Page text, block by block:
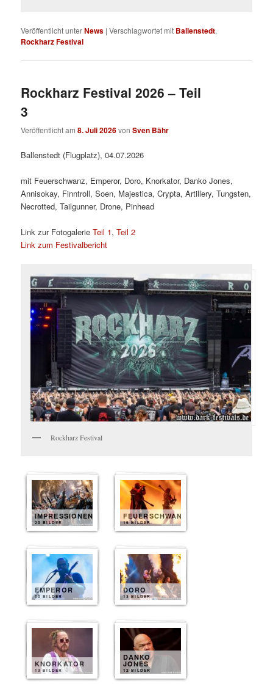
Veröffentlicht unterNews |Verschlagwortet mit Ballenstedt,
Rockharz Festival
Rockharz Festival 2026 – Teil
3
Veröffentlicht am8. Juli 2026vonSven Bähr
Ballenstedt (Flugplatz), 04.07.2026
mit Feuerschwanz, Emperor, Doro, Knorkator, Danko Jones,
Annisokay, Finntroll, Soen, Majestica, Crypta, Artillery, Tungsten,
Necrotted, Tailgunner, Drone, Pinhead
Link zur FotogalerieTeil 1,Teil 2
Link zum Festivalbericht
Rockharz Festival
IMPRESSIONEN
20 BILDER
FEUERSCHWANZ
15 BILDER
EMPEROR
10 BILDER
DORO
13 BILDER
KNORKATOR
13 BILDER
DANKO
JONES
12 BILDER